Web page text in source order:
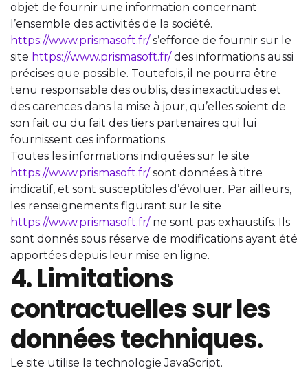
objet de fournir une information concernant
l’ensemble des activités de la société.
https://www.prismasoft.fr/s’efforce de fournir sur le
site https://www.prismasoft.fr/des informations aussi
précises que possible. Toutefois, il ne pourra être
tenu responsable des oublis, des inexactitudes et
des carences dans la mise à jour, qu’elles soient de
son fait ou du fait des tiers partenaires qui lui
fournissent ces informations.
Toutes les informations indiquées sur le site
https://www.prismasoft.fr/sont données à titre
indicatif, et sont susceptibles d’évoluer. Par ailleurs,
les renseignements figurant sur le site
https://www.prismasoft.fr/ne sont pas exhaustifs. Ils
sont donnés sous réserve de modifications ayant été
apportées depuis leur mise en ligne.
4. Limitations
contractuelles sur les
données techniques.
Le site utilise la technologie JavaScript.